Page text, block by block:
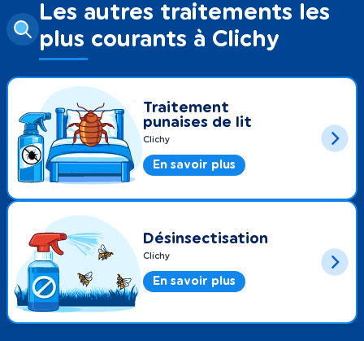
Les autres traitements les
plus courants à Clichy
Traitement
punaises de lit
Clichy
En savoir plus
Désinsectisation
Clichy
En savoir plus